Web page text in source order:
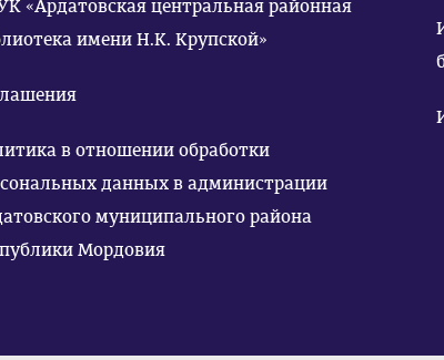
«Ардатовская центральная районная
имени Н.К. Крупской»
в отношении обработки
данных в администрации
муниципального района
Мордовия